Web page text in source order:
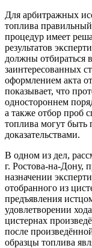
Для арбитражных
топлива
процедур имеет
результатов
должны отбираться
заинтересованных
оформлением акта
показывает, что
одностороннем
а также отбор проб
топлива могут
доказательствами.
В одном из дел,
г. Ростова-на-Дону,
назначении
отобранного из
предъявления
удовлетворении
цистернах
после
образцы топлива